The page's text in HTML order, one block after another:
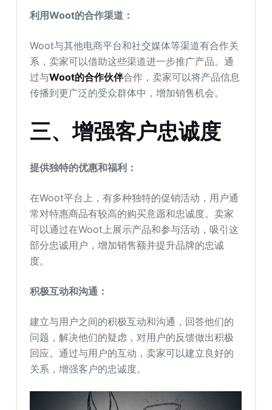
利用Woot的合作渠道：
Woot与其他电商平台和社交媒体等渠道有合作关
系，卖家可以借助这些渠道进一步推广产品。通
过与Woot的合作伙伴合作，卖家可以将产品信息
传播到更广泛的受众群体中，增加销售机会。
三、增强客户忠诚度
提供独特的优惠和福利：
在Woot平台上，有多种独特的促销活动，用户通
常对特惠商品有较高的购买意愿和忠诚度。卖家
可以通过在Woot上展示产品和参与活动，吸引这
部分忠诚用户，增加销售额并提升品牌的忠诚
度。
积极互动和沟通：
建立与用户之间的积极互动和沟通，回答他们的
问题，解决他们的疑虑，对用户的反馈做出积极
回应。通过与用户的互动，卖家可以建立良好的
关系，增强客户的忠诚度。